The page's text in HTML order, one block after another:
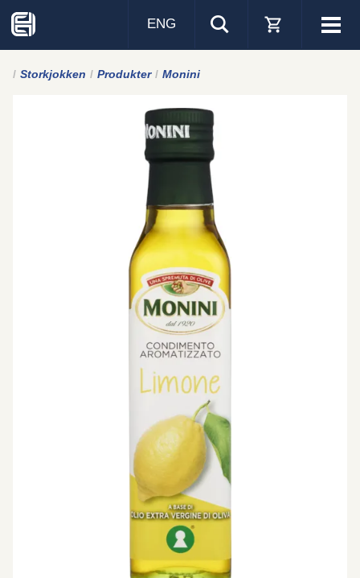
Visa
ENG
Storkjokken Produkter Monini